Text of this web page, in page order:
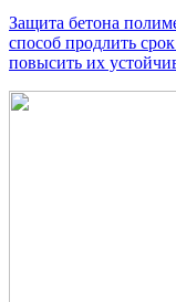
Защита бетона
способ продлить
повысить их